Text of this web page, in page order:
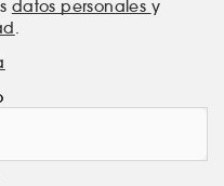
datos personales y
.